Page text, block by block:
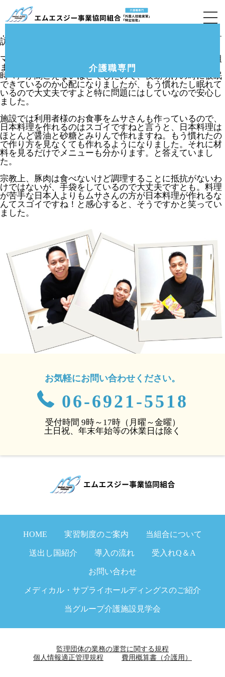
介護職専門
2月定期訪問(旭区のグループホーム)の様子です。
旭区のグループホームで働いている特定技能実習生のイン
ドネシア人のムサさんの宿泊施設であるマンションに監査
訪問で訪れて面談を実施しましした。
マンションの隣にマンションかビルが建つようで鉄筋が組
まれていました。工事の音がとても大きくて、面談中も
時々声が聞こえないほどでしたので、夜勤明けの時に仮眠
できているのか心配になりましたが、もう慣れたし眠れて
いるので大丈夫ですよと特に問題にはしていなので安心し
ました。
施設では利用者様のお食事をムサさんも作っているので、
日本料理を作れるのはスゴイですねと言うと、日本料理は
ほとんど醤油と砂糖とみりんで作れますね。もう慣れたの
で作り方を見なくても作れるようになりました。それに材
料を見るだけでメニューも分かります。と答えていまし
た。
宗教上、豚肉は食べないけど調理することに抵抗がないわ
けではないが、手袋をしているので大丈夫ですとも。料理
が苦手な日本人よりもムサさんの方が日本料理が作れるな
んてスゴイですね！と感心すると、そうですかと笑ってい
ました。
お気軽にお問い合わせください。
06-6921-5518
受付時間 9時～17時（月曜～金曜）
土日祝、年末年始等の休業日は除く
HOME 実習制度のご案内 当組合について
送出し国紹介 導入の流れ 受入れQ＆A
お問い合わせ
メディカル・サプライホールディングスのご紹介
当グループ介護施設見学会
監理団体の業務の運営に関する規程
個人情報適正管理規程
費用概算書（介護用）